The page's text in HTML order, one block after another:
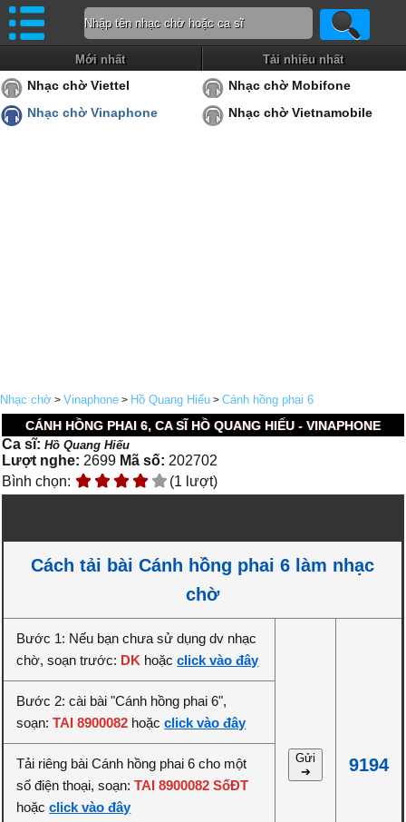
Mới nhất Tải nhiều nhất
Nhạc chờ Viettel
Nhạc chờ Mobifone
Nhạc chờ Vinaphone
Nhạc chờ Vietnamobile
Nhạc chờ > Vinaphone > Hồ Quang Hiếu > Cánh hồng phai 6
CÁNH HỒNG PHAI 6, CA SĨ HỒ QUANG HIẾU - VINAPHONE
Ca sĩ:Hồ Quang Hiếu
Lượt nghe: 2699 Mã số: 202702
Bình chọn:
(1 lượt)
Cách tải bài Cánh hồng phai 6 làm nhạc
chờ
Bước 1: Nếu bạn chưa sử dụng dv nhạc
chờ, soạn trước: DK hoặcclick vào đây
Gửi
➔
9194
Bước 2: cài bài "Cánh hồng phai 6",
soạn:TAI 8900082 hoặcclick vào đây
Tải riêng bài Cánh hồng phai 6 cho một
số điện thoại, soạn:TAI 8900082 SốĐT
hoặcclick vào đây